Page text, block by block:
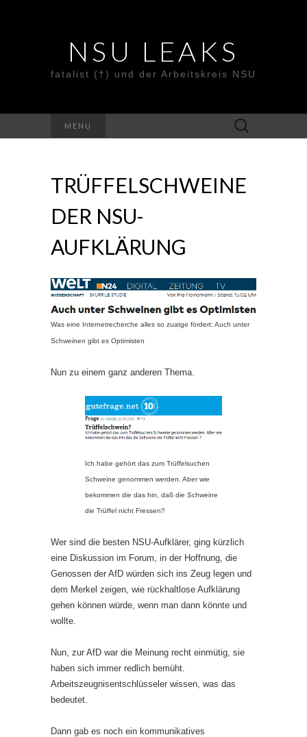
NSU LEAKS
fatalist (†) und der Arbeitskreis NSU
MENU
Suche
nach:
TRÜFFELSCHWEINE
DER NSU-
AUFKLÄRUNG
Was eine Internetrecherche alles so zuatge fördert: Auch unter
Schweinen gibt es Optimisten
Nun zu einem ganz anderen Thema.
Ich habe gehört das zum Trüffelsuchen
Schweine genommen werden. Aber wie
bekommen die das hin, daß die Schweine
die Trüffel nicht Fressen?
Wer sind die besten NSU-Aufklärer, ging kürzlich
eine Diskussion im Forum, in der Hoffnung, die
Genossen der AfD würden sich ins Zeug legen und
dem Merkel zeigen, wie rückhaltlose Aufklärung
gehen können würde, wenn man dann könnte und
wollte.
Nun, zur AfD war die Meinung recht einmütig, sie
haben sich immer redlich bemüht.
Arbeitszeugnisentschlüsseler wissen, was das
bedeutet.
Dann gab es noch ein kommunikatives